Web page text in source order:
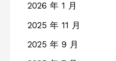
2026 年 1 月
2025 年 11 月
2025 年 9 月